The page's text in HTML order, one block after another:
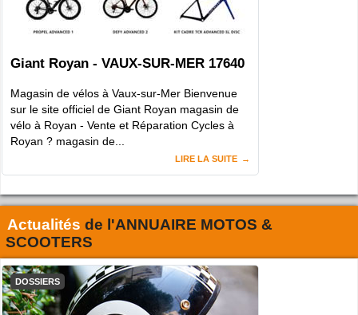
Giant Royan - VAUX-SUR-MER 17640
Magasin de vélos à Vaux-sur-Mer Bienvenue
sur le site officiel de Giant Royan magasin de
vélo à Royan - Vente et Réparation Cycles à
Royan ? magasin de...
LIRE LA SUITE
Actualités de l'ANNUAIRE MOTOS &
SCOOTERS
DOSSIERS